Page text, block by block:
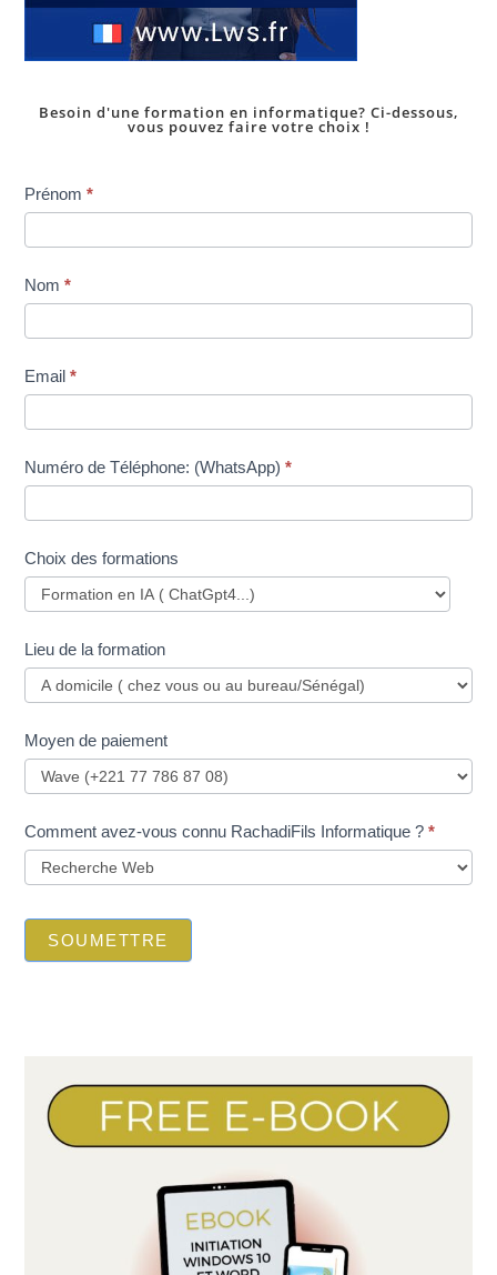
Besoin d'une formation en informatique? Ci-dessous,
vous pouvez faire votre choix !
Inscription
dans
une
Prénom*
Nom*
Email*
Numéro de Téléphone: (WhatsApp)*
Choix des formations
Lieu de la formation
Moyen de paiement
Comment avez-vous connu RachadiFils Informatique ?*
SOUMETTRE